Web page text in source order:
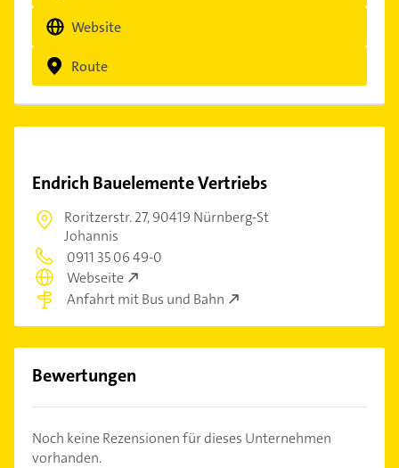
Website
Route
Endrich Bauelemente Vertriebs
Roritzerstr. 27,90419 Nürnberg-St
Johannis
0911 35 06 49-0
Webseite
Anfahrt mit Bus und Bahn
Bewertungen
Noch keine Rezensionen für dieses Unternehmen
vorhanden.